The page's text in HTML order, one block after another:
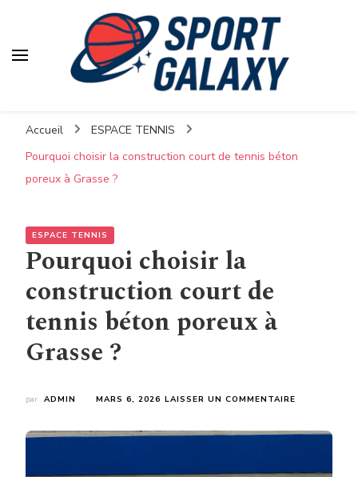
Accueil
ESPACE TENNIS
Pourquoi choisir la construction court de tennis béton
poreux à Grasse ?
ESPACE TENNIS
Pourquoi choisir la
construction court de
tennis béton poreux à
Grasse ?
par ADMIN MARS 6, 2026 LAISSER UN COMMENTAIRE
COURT